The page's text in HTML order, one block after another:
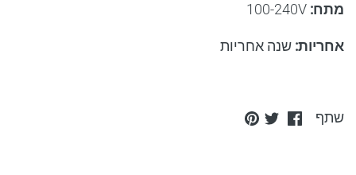
מתח:
אחריות: שנה אחריות
שתף
Share
Share
Pin